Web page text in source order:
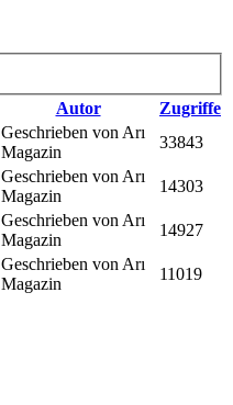
Autor
Zugriffe
Geschrieben von Arı
Magazin
33843
Geschrieben von Arı
Magazin
14303
Geschrieben von Arı
Magazin
14927
Geschrieben von Arı
Magazin
11019